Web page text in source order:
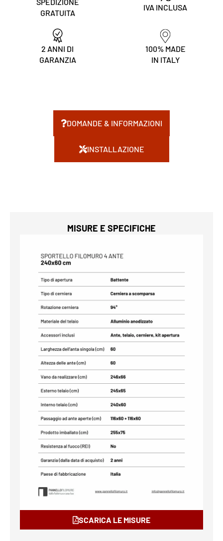
GRATUITA
IVA INCLUSA
2 ANNI DI
GARANZIA
100% MADE
IN ITALY
DOMANDE & INFORMAZIONI
INSTALLAZIONE
MISURE E SPECIFICHE
SCARICA LE MISURE